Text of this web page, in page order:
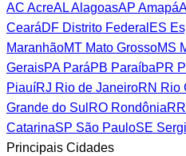
AC AcreALAlagoasAP Amapá
CearáDF Distrito Federal ES
MaranhãoMT Mato GrossoMS
GeraisPAParáPB ParaíbaPR
PiauíRJ Rio de JaneiroRN Rio
Grande do Sul RO RondôniaRR
CatarinaSP São PauloSE
Principais Cidades